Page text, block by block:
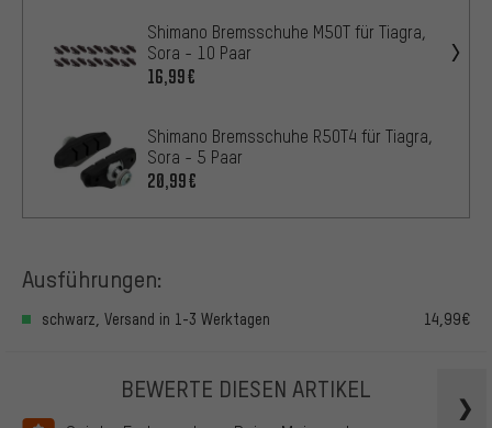
Shimano Bremsschuhe M50T für Tiagra,
Sora - 10 Paar
16,99€
Shimano Bremsschuhe R50T4 für Tiagra,
Sora - 5 Paar
20,99€
Ausführungen:
schwarz, Versand in 1-3 Werktagen 14,99€
BEWERTE DIESEN ARTIKEL